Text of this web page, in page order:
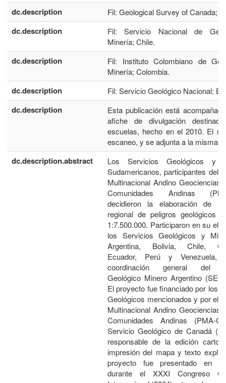
dc.description Fil: Geological Survey of Canada;
dc.description
Fil: Servicio Nacional de
Minería; Chile.
dc.description
Fil: Instituto Colombiano de
Minería; Colombia.
dc.description Fil: Servicio Geológico Nacional;
dc.description
Esta publicación está
afiche de divulgación
escuelas, hecho en el 2010. El
escaneo, y se adjunta a la misma.
dc.description.abstract
Los Servicios Geológicos y
Sudamericanos, participantes del
Multinacional Andino Geociencias
Comunidades Andinas
decidieron la elaboración de
regional de peligros geológicos
1:7.500.000. Participaron en su
los Servicios Geológicos y
Argentina, Bolivia, Chile,
Ecuador, Perú y Venezuela,
coordinación general del
Geológico Minero Argentino
El proyecto fue financiado por los
Geológicos mencionados y por el
Multinacional Andino Geociencias
Comunidades Andinas (PMA-
Servicio Geológico de Canadá
responsable de la edición
impresión del mapa y texto
proyecto fue presentado en
durante el XXXI Congreso